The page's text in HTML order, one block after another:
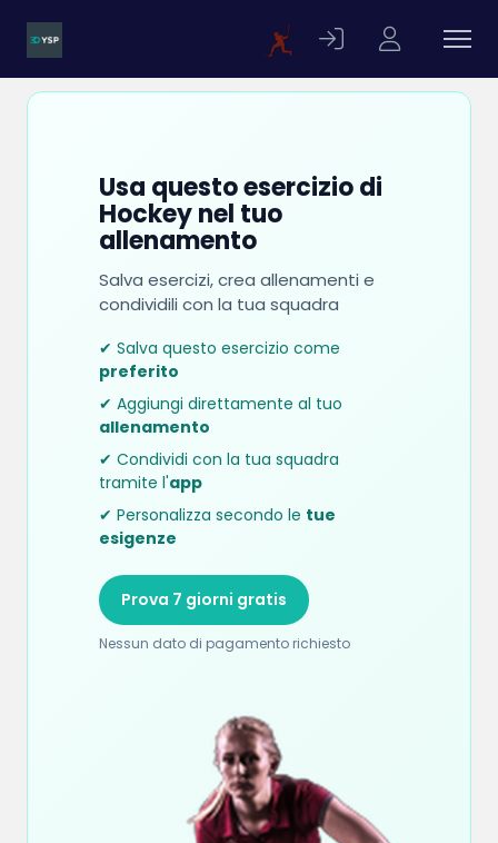
Usa questo esercizio di
Hockey nel tuo
allenamento
Salva esercizi, crea allenamenti e
condividili con la tua squadra
✔ Salva questo esercizio come
preferito
✔ Aggiungi direttamente al tuo
allenamento
✔ Condividi con la tua squadra
tramite l'app
✔ Personalizza secondo le tue
esigenze
Prova 7 giorni gratis
Nessun dato di pagamento richiesto